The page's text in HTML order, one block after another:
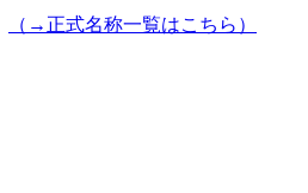
（→正式名称一覧はこちら）